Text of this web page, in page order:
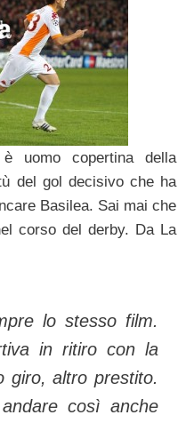
uomo copertina della
del gol decisivo che ha
Basilea. Sai mai che
corso del derby. Da La
lo stesso film.
in ritiro con la
giro, altro prestito.
così anche